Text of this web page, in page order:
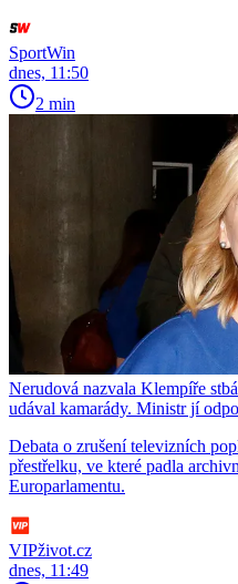
SportWin
dnes, 11:50
2 min
Nerudová nazvala Klempíře
udával kamarády. Ministr jí
Debata o zrušení televizních
přestřelku, ve které padla
Europarlamentu.
VIPživot.cz
dnes, 11:49